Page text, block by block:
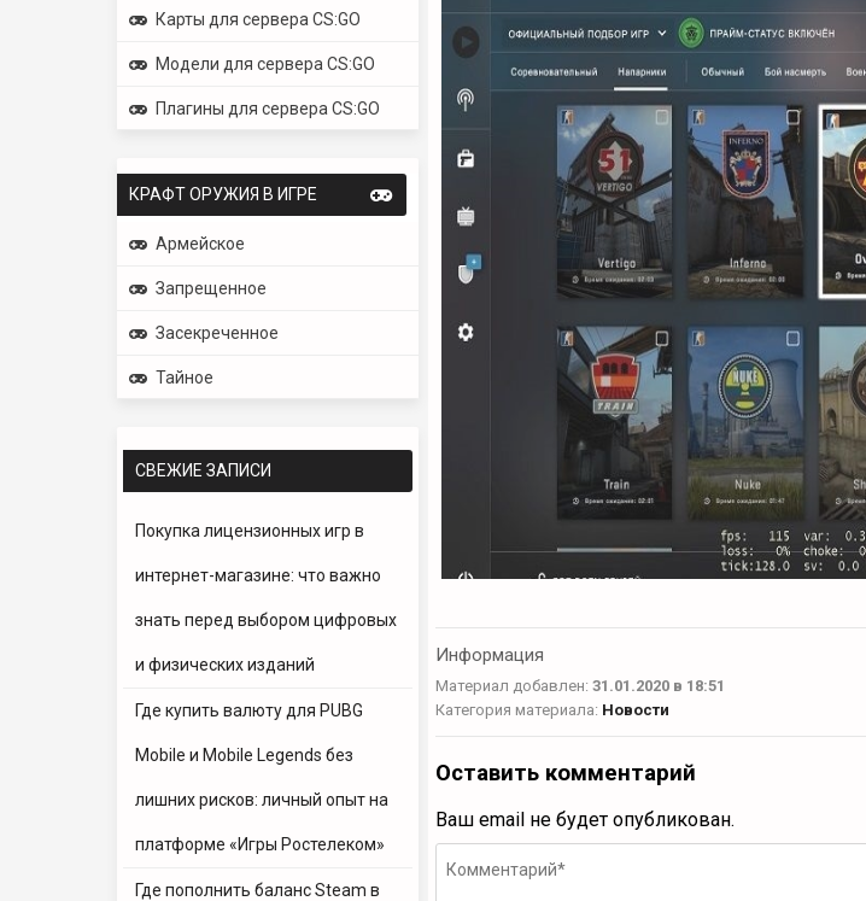
Карты для сервера CS:GO
Модели для сервера CS:GO
Плагины для сервера CS:GO
КРАФТ ОРУЖИЯ В ИГРЕ
Армейское
Запрещенное
Засекреченное
Тайное
СВЕЖИЕ ЗАПИСИ
Покупка лицензионных игр в
интернет-магазине: что важно
знать перед выбором цифровых
и физических изданий
Где купить валюту для PUBG
Mobile и Mobile Legends без
лишних рисков: личный опыт на
платформе «Игры Ростелеком»
Где пополнить баланс Steam в
Информация
Материал добавлен: 31.01.2020 в 18:51
Категория материала: Новости
Оставить комментарий
Ваш email не будет опубликован.